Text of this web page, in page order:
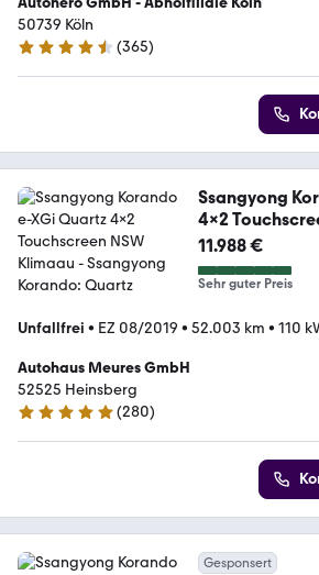
50739 Köln
4.6 Sterne
(365)
Ssangyong
4x2
11.988 €
Sehr guter Preis
Unfallfrei • EZ 08/2019 • 52.003 km • 110
Autohaus Meures GmbH
52525 Heinsberg
4.8 Sterne
(280)
Gesponsert